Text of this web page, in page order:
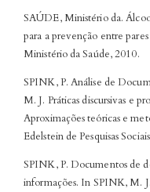
SAÚDE, Ministério da.
para a prevenção entre
Ministério da Saúde, 2010.
SPINK, P. Análise de
M. J. Práticas discursivas e
Aproximações teóricas e
Edelstein de Pesquisas
SPINK, P. Documentos de
informações. In SPINK, M.